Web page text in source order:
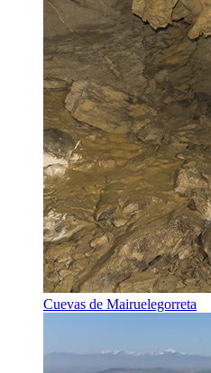
Cuevas de Mairuelegorreta